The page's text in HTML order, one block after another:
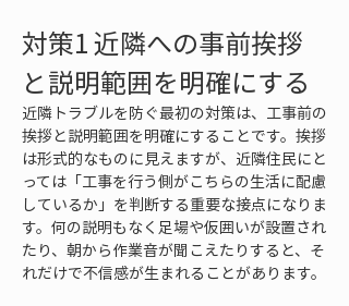
対策1 近隣への事前挨拶
と説明範囲を明確にする
近隣トラブルを防ぐ最初の対策は、工事前の
挨拶と説明範囲を明確にすることです。挨拶
は形式的なものに見えますが、近隣住民にと
っては「工事を行う側がこちらの生活に配慮
しているか」を判断する重要な接点になりま
す。何の説明もなく足場や仮囲いが設置され
たり、朝から作業音が聞こえたりすると、そ
れだけで不信感が生まれることがあります。